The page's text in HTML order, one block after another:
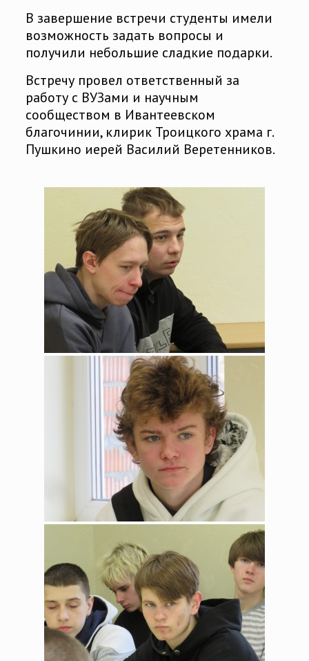
В завершение встречи студенты имели
возможность задать вопросы и
получили небольшие сладкие подарки.
Встречу провел ответственный за
работу с ВУЗами и научным
сообществом в Ивантеевском
благочинии, клирик Троицкого храма г.
Пушкино иерей Василий Веретенников.